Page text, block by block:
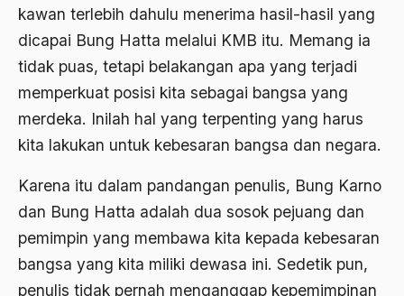
kawan terlebih dahulu menerima hasil-hasil yang
dicapai Bung Hatta melalui KMB itu. Memang ia
tidak puas, tetapi belakangan apa yang terjadi
memperkuat posisi kita sebagai bangsa yang
merdeka. Inilah hal yang terpenting yang harus
kita lakukan untuk kebesaran bangsa dan negara.
Karena itu dalam pandangan penulis, Bung Karno
dan Bung Hatta adalah dua sosok pejuang dan
pemimpin yang membawa kita kepada kebesaran
bangsa yang kita miliki dewasa ini. Sedetik pun,
penulis tidak pernah menganggap kepemimpinan
ahli fikih
Ahli Ilmu Agama
Ahli waris
ahlul sunnah wal jamaah
Ahlussunnah Wal jamaah
Ahmad Benbella
Ahmad Daudy